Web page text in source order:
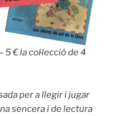
5 € la col·lecció de 4
per a llegir i jugar
sencera i de lectura